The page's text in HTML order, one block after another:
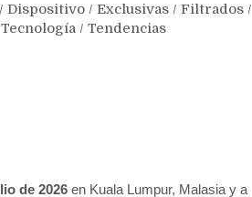
/ Dispositivo / Exclusivas / Filtrados /
Tecnología / Tendencias
de 2026 en Kuala Lumpur, Malasia y a